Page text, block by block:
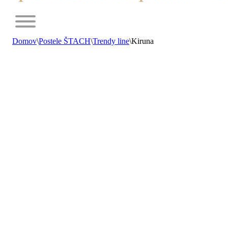
Domov\Postele ŠTACH\Trendy line\Kiruna